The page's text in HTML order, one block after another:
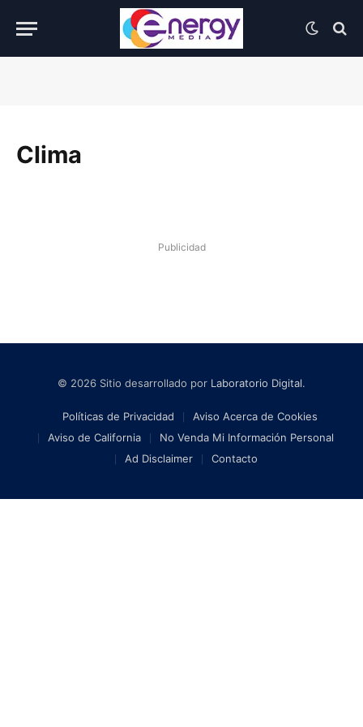
Clima
Publicidad
© 2026 Sitio desarrollado por Laboratorio Digital.
Políticas de Privacidad
Aviso Acerca de Cookies
Aviso de California
No Venda Mi Información Personal
Ad Disclaimer
Contacto